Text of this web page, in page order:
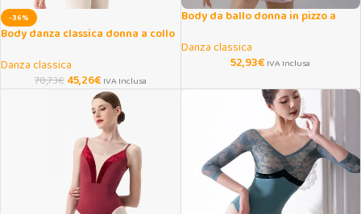
-36%
Body danza classica donna a collo
Danza classica
70,73€ 45,26€ IVA Inclusa
Body da ballo donna in pizzo a
Danza classica
52,93€ IVA Inclusa